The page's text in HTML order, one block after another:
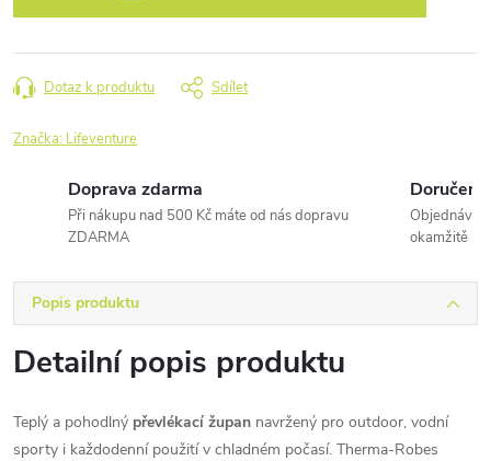
Dotaz k produktu Sdílet
Značka: Lifeventure
Doprava zdarma
Při nákupu nad 500 Kč máte od nás dopravu
ZDARMA
Doručení
okamžitě
Popis produktu
Detailní popis produktu
Teplý a pohodlný převlékací župan navržený pro outdoor, vodní
sporty i každodenní použití v chladném počasí. Therma-Robes